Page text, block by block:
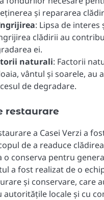
și repararea
: Lipsa de interes
clădirii au
ei.
naturali: Factorii
vântul și soarele, au
de degradare.
restaurare
a Casei Verzi a
de a readuce
o conserva pentru
a fost realizat de o
și conservare, care
autoritățile locale și cu